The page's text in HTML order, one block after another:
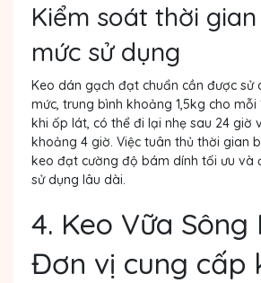
Kiểm soát thời
mức sử dụng
Keo dán gạch đạt chuẩn cần được sử
mức, trung bình khoảng 1,5kg cho mỗi
khi ốp lát, có thể đi lại nhẹ sau 24 giờ
khoảng 4 giờ. Việc tuân thủ thời gian
keo đạt cường độ bám dính tối ưu và
sử dụng lâu dài.
4. Keo Vữa Sông
Đơn vị cung cấp